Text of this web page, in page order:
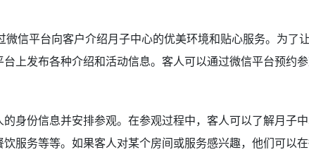
信平台向客户介绍月子中心的优美环境和贴心服务。为了
上发布各种介绍和活动信息。客人可以通过微信平台预约
身份信息并安排参观。在参观过程中，客人可以了解月子
服务等等。如果客人对某个房间或服务感兴趣，他们可以